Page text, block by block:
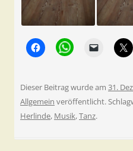
Dieser Beitrag wurde am 31.
Allgemein veröffentlicht.
Herlinde, Musik,Tanz.